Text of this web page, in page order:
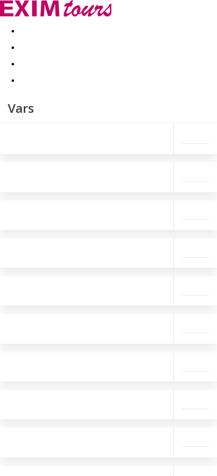
Akční nabídky Last minute
Vars